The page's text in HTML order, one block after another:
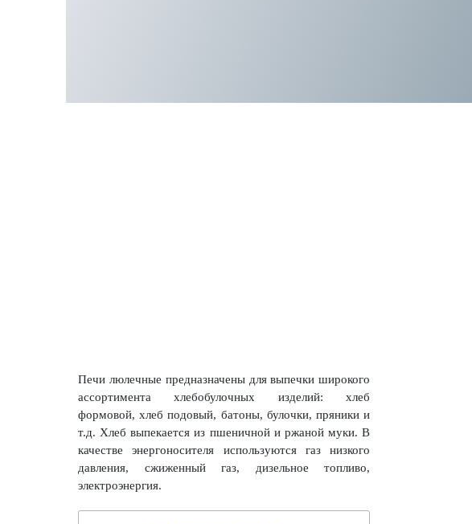
Печи люлечные предназначены для выпечки широкого
ассортимента хлебобулочных изделий: хлеб
формовой, хлеб подовый, батоны, булочки, пряники и
т.д. Хлеб выпекается из пшеничной и ржаной муки. В
качестве энергоносителя используются газ низкого
давления, сжиженный газ, дизельное топливо,
электроэнергия.